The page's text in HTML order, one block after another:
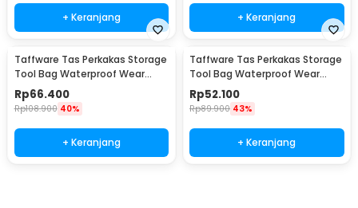
+ Keranjang + Keranjang
Taffware Tas Perkakas Storage
Tool Bag Waterproof Wear
Resistant 16 Inch - A03403
Rp66.400
Rp108.900 40%
+ Keranjang
Taffware Tas Perkakas Storage
Tool Bag Waterproof Wear
Resistant 13 Inch - A03403
Rp52.100
Rp89.900 43%
+ Keranjang